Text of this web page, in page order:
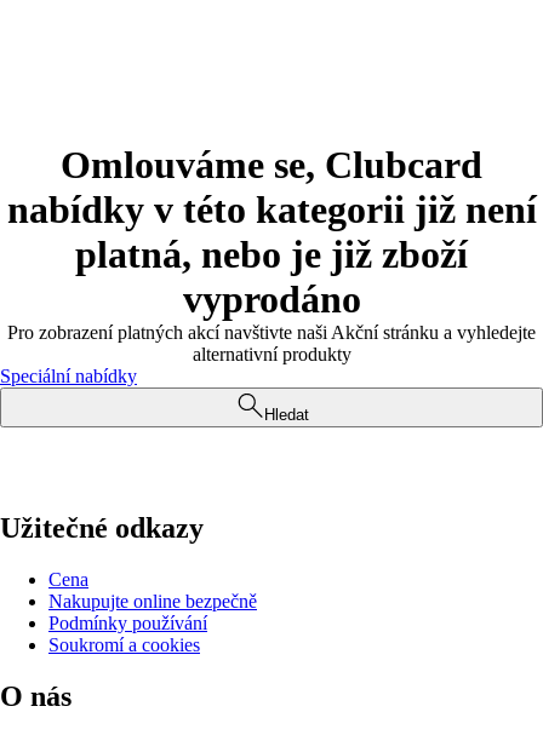
Omlouváme se, Clubcard
nabídky v této kategorii již není
platná, nebo je již zboží
vyprodáno
Pro zobrazení platných akcí navštivte naši Akční stránku a vyhledejte
alternativní produkty
Speciální nabídky
Hledat
Užitečné odkazy
Cena
Nakupujte online bezpečně
Podmínky používání
Soukromí a cookies
O nás